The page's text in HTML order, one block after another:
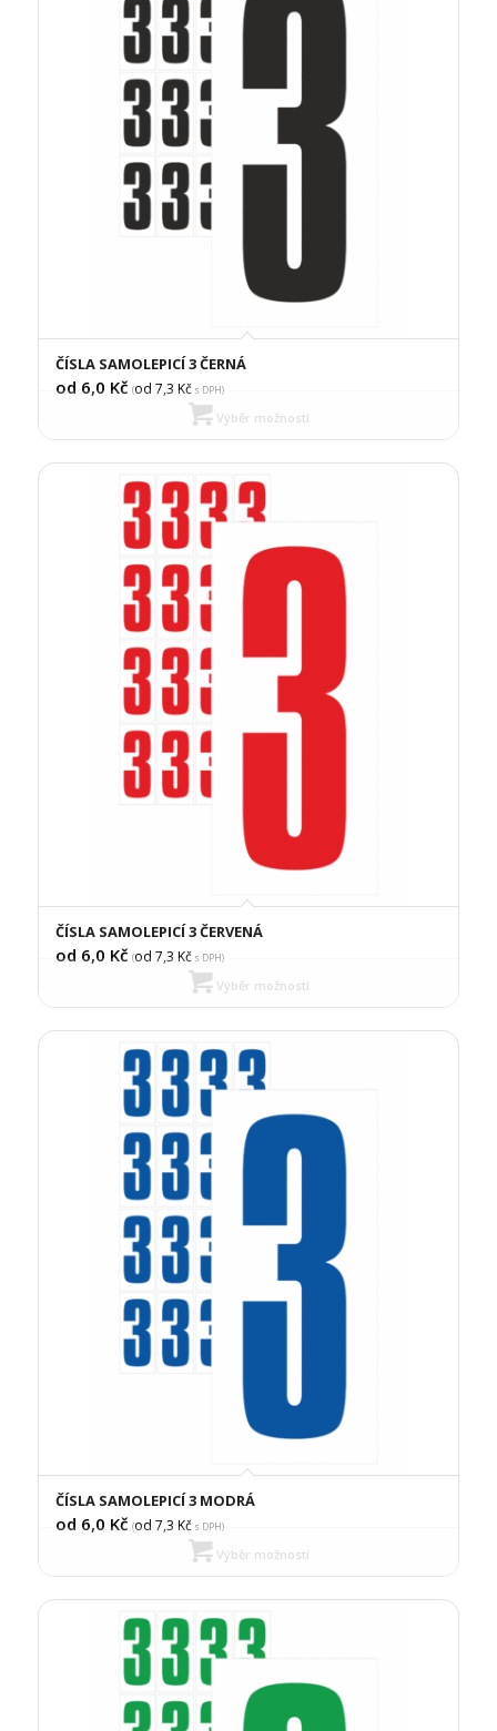
ČÍSLA SAMOLEPICÍ 3 ČERNÁ
od 6,0 Kč (od 7,3 Kčs DPH)
Výběr možností
ČÍSLA SAMOLEPICÍ 3 ČERVENÁ
od 6,0 Kč (od 7,3 Kčs DPH)
Výběr možností
ČÍSLA SAMOLEPICÍ 3 MODRÁ
od 6,0 Kč (od 7,3 Kčs DPH)
Výběr možností